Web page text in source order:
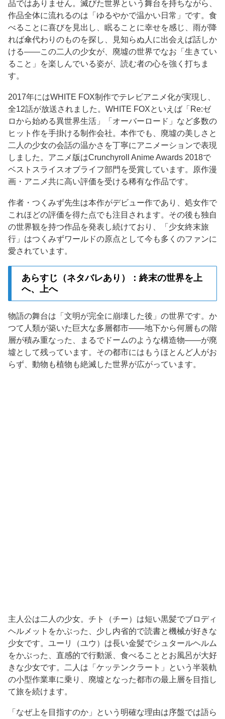
品ではありません。滅びた世界という舞台を持ちながら、
作品全体に流れるのは「ゆるやかで温かい日常」です。食
べることに喜びを見出し、眠ることに幸せを感じ、雨が降
れば傘代わりのものを探し、見知らぬ人に出会えば話しか
ける——この二人の少女が、廃墟の世界でなお「生きてい
ること」を楽しんでいる姿が、読む者の心を強く打ちま
す。
2017年にはWHITE FOX制作でテレビアニメ化が実現し、
全12話が放送されました。WHITE FOXといえば「Re:ゼ
ロから始める異世界生活」「オーバーロード」など多数の
ヒット作を手掛ける制作会社。本作でも、廃墟の美しさと
二人の少女の会話の温かさを丁寧にアニメーションで表現
しました。アニメ版はCrunchyroll Anime Awards 2018で
ベストスライスオブライフ部門を受賞しています。原作漫
画・アニメ共に高い評価を受ける稀有な作品です。
作者・つくみず先生は本作がデビュー作であり、処女作で
これほどの評価を得た点でも注目されます。その後も独自
の世界観を持つ作品を発表し続けており、「少女終末旅
行」はつくみずワールドの原点として今も多くのファンに
愛されています。
あらすじ（ネタバレあり）：終末の世界を上
へ、上へ
物語の舞台は「文明が完全に崩壊した後」の世界です。か
つて人類が築いた巨大な多層都市——地下から何層もの階
層が積み重なった、まるでドームのような構造物——が廃
墟として残っています。その都市にはもうほとんど人がお
らず、動物も植物も絶滅した世界が広がっています。
主人公は二人の少女。チト（チー）は短い黒髪でブロディ
ヘルメットをかぶった、少し内省的で読書と機械が好きな
少女です。ユーリ（ユウ）は長い金髪でシュタールヘルム
をかぶった、直感的で行動派、食べることとお風呂が大好
きな少女です。二人は「ケッテンクラート」という半装軌
の小型作業車に乗り、廃墟となった都市の最上層を目指し
て旅を続けます。
「なぜ上を目指すのか」という明確な理由は序盤では語ら